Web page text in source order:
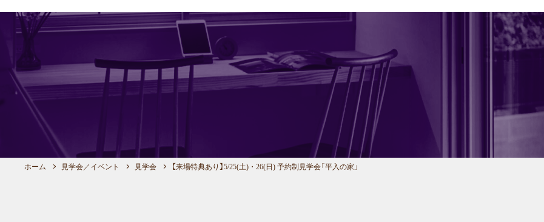
ホーム 見学会／イベント 見学会 【来場特典あり】5/25(土)・26(日) 予約制見学会「平入の家」